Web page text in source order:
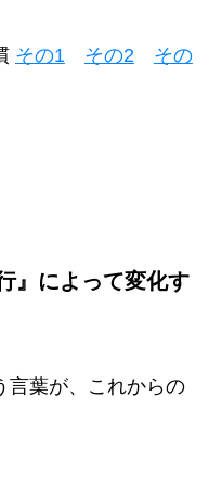
その1 その2
その
』によって変化す
言葉が、これからの